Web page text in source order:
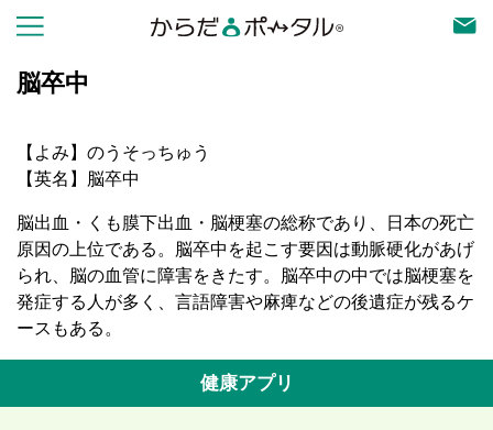
脳卒中
【よみ】のうそっちゅう
【英名】脳卒中
脳出血・くも膜下出血・脳梗塞の総称であり、日本の死亡
原因の上位である。脳卒中を起こす要因は動脈硬化があげ
られ、脳の血管に障害をきたす。脳卒中の中では脳梗塞を
発症する人が多く、言語障害や麻痺などの後遺症が残るケ
ースもある。
健康アプリ